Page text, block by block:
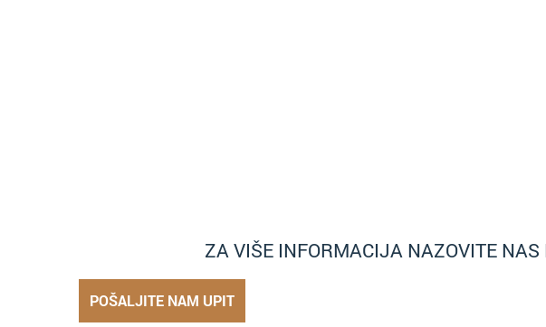
ZA VIŠE INFORMACIJA NAZOVITE NAS
POŠALJITE NAM UPIT